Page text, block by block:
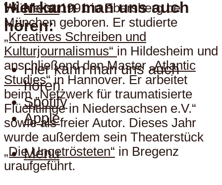
Menu
Hier kann man uns auch
hören:
Hier kann man uns auch
hören:
Spotify
Apple
Menu
Wühle ist 1991 in Ebersberg bei
München geboren. Er studierte
„Kreatives Schreiben und
Kulturjournalismus“ in Hildesheim und
anschließend den Master „Atlantic
Studies“ in Hannover. Er arbeitet
beim „Netzwerk für traumatisierte
Flüchtlinge in Niedersachsen e.V.“
sowie als freier Autor. Dieses Jahr
wurde außerdem sein Theaterstück
„Die Ungetrösteten“ in Bregenz
uraufgeführt.